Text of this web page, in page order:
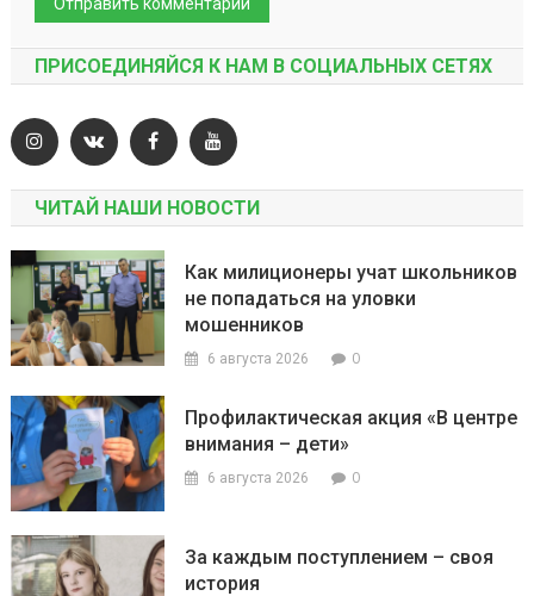
ПРИСОЕДИНЯЙСЯ К НАМ В СОЦИАЛЬНЫХ СЕТЯХ
ЧИТАЙ НАШИ НОВОСТИ
Как милиционеры учат школьников
не попадаться на уловки
мошенников
6 августа 2026 0
Профилактическая акция «В центре
внимания – дети»
6 августа 2026 0
За каждым поступлением – своя
история